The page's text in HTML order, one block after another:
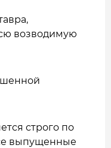
возводимую
строго по
выпущенные